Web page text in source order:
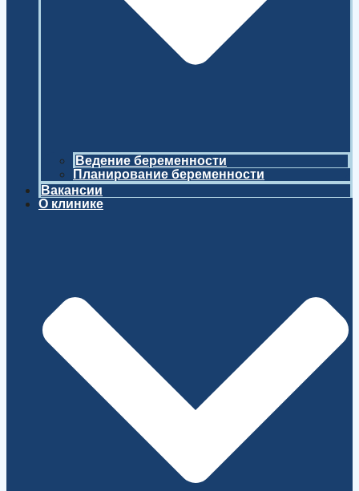
Ведение беременности
Планирование беременности
Вакансии
О клинике